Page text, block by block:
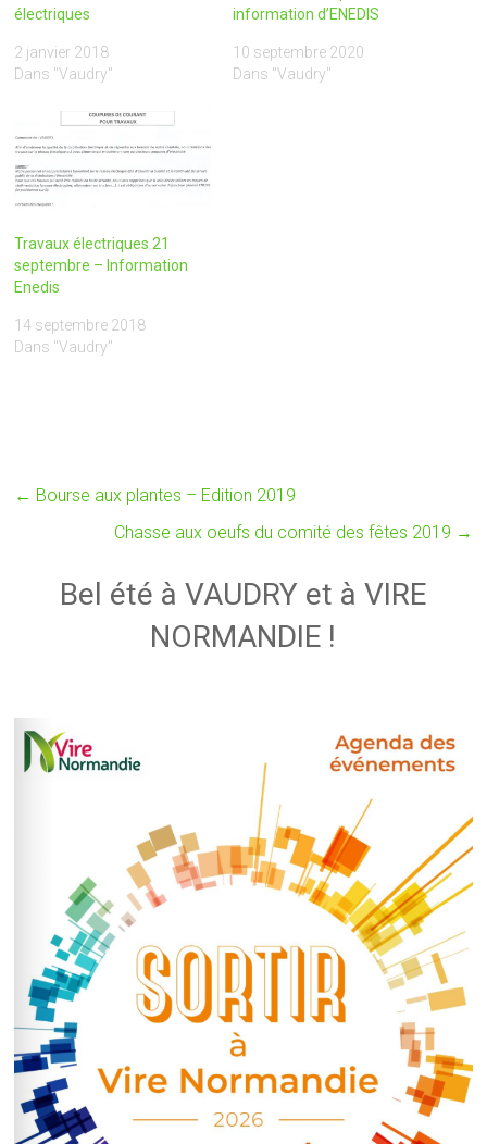
électriques
2 janvier 2018
Dans "Vaudry"
information d’ENEDIS
10 septembre 2020
Dans "Vaudry"
Travaux électriques 21
septembre – Information
Enedis
14 septembre 2018
Dans "Vaudry"
← Bourse aux plantes – Edition 2019
Chasse aux oeufs du comité des fêtes 2019 →
Bel été à VAUDRY et à VIRE
NORMANDIE !